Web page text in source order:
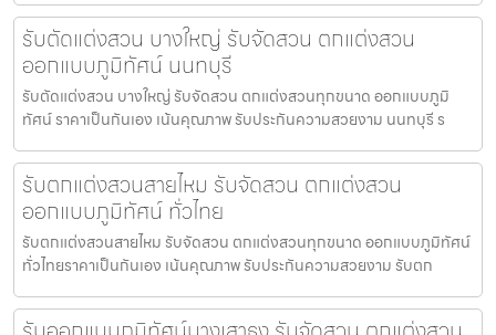
รับตัดแต่งสวน บางใหญ่ รับจัดสวน ตกแต่งสวน
ออกแบบภูมิทัศน์ นนทบุรี
รับตัดแต่งสวน บางใหญ่ รับจัดสวน ตกแต่งสวนทุกขนาด ออกแบบภูมิ
ทัศน์ ราคาเป็นกันเอง เน้นคุณภาพ รับประกันความสวยงาม นนทบุรี ร
รับตกแต่งสวนสายไหม รับจัดสวน ตกแต่งสวน
ออกแบบภูมิทัศน์ ทั่วไทย
รับตกแต่งสวนสายไหม รับจัดสวน ตกแต่งสวนทุกขนาด ออกแบบภูมิทัศน์
ทั่วไทยราคาเป็นกันเอง เน้นคุณภาพ รับประกันความสวยงาม รับตก